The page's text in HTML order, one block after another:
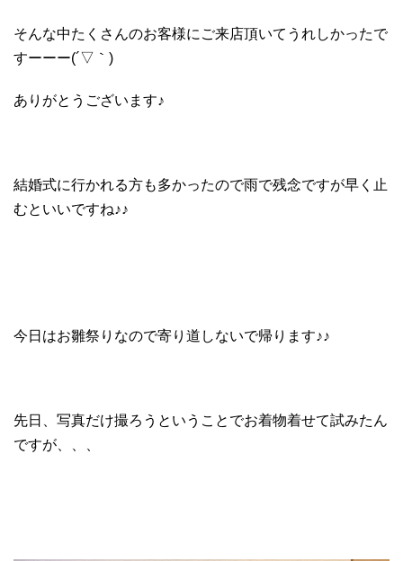
そんな中たくさんのお客様にご来店頂いてうれしかったで
すーーー(´▽｀)
ありがとうございます♪
結婚式に行かれる方も多かったので雨で残念ですが早く止
むといいですね♪♪
今日はお雛祭りなので寄り道しないで帰ります♪♪
先日、写真だけ撮ろうということでお着物着せて試みたん
ですが、、、